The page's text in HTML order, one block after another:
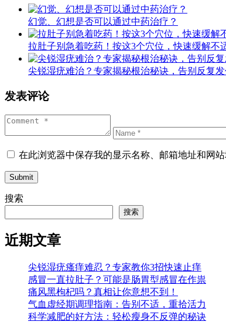
幻觉、幻想是否可以通过中药治疗？
拉肚子别急着吃药！按这3个穴位，快速缓解不
尖锐湿疣难治？专家揭秘根治秘诀，告别反复发
发表评论
在此浏览器中保存我的显示名称、邮箱地址和网
Submit
搜索
搜索
近期文章
尖锐湿疣瘙痒难忍？专家教你3招快速止痒
感冒一直拉肚子？可能是肠胃型感冒在作祟
痛风黑枸杞吗？真相让你意想不到！
气血虚经期调理指南：告别不适，重拾活力
科学减肥的好方法：轻松瘦身不反弹的秘诀